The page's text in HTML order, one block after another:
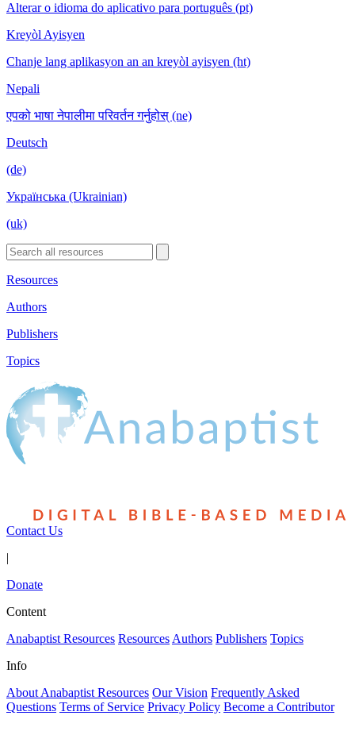
Alterar o idioma do aplicativo para português (pt)
Kreyòl Ayisyen
Chanje lang aplikasyon an an kreyòl ayisyen (ht)
Nepali
एपको भाषा नेपालीमा परिवर्तन गर्नुहोस् (ne)
Deutsch
(de)
Українська (Ukrainian)
(uk)
Resources
Authors
Publishers
Topics
Contact Us
|
Donate
Content
Anabaptist Resources ResourcesAuthors Publishers Topics
Info
About Anabaptist Resources Our Vision Frequently Asked
Questions Terms of Service Privacy Policy Become a Contributor